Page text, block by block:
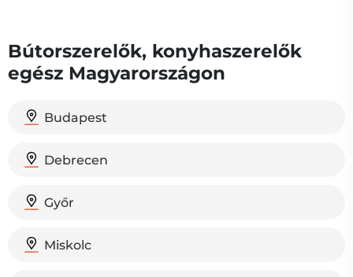
Bútorszerelők, konyhaszerelők
egész Magyarországon
Budapest
Debrecen
Győr
Miskolc